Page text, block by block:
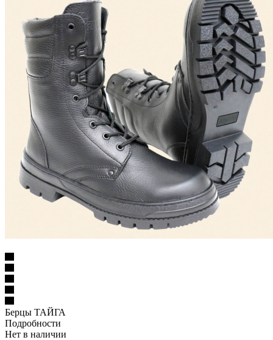
Берцы ТАЙГА
Подробности
Нет в наличии